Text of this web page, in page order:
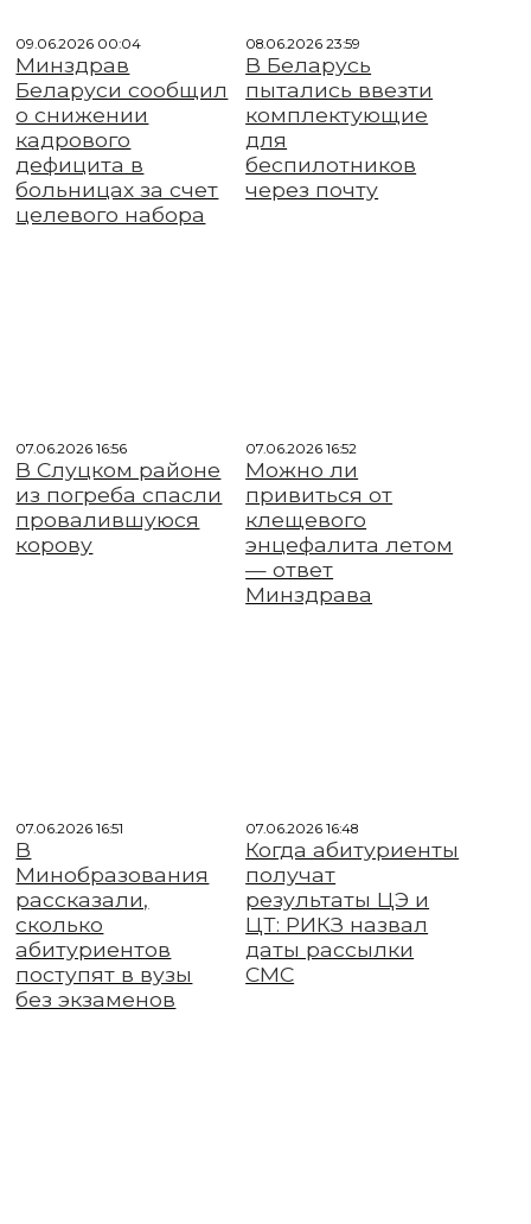
09.06.2026 00:04
Минздрав
Беларуси сообщил
о снижении
кадрового
дефицита в
больницах за счет
целевого набора
08.06.2026 23:59
В Беларусь
пытались ввезти
комплектующие
для
беспилотников
через почту
07.06.2026 16:56
В Слуцком районе
из погреба спасли
провалившуюся
корову
07.06.2026 16:52
Можно ли
привиться от
клещевого
энцефалита летом
— ответ
Минздрава
07.06.2026 16:51
В
Минобразования
рассказали,
сколько
абитуриентов
поступят в вузы
без экзаменов
07.06.2026 16:48
Когда абитуриенты
получат
результаты ЦЭ и
ЦТ: РИКЗ назвал
даты рассылки
СМС